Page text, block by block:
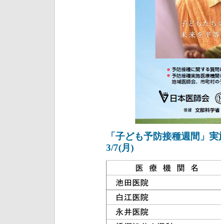
「子ども予防接種週間」
3/7(月)